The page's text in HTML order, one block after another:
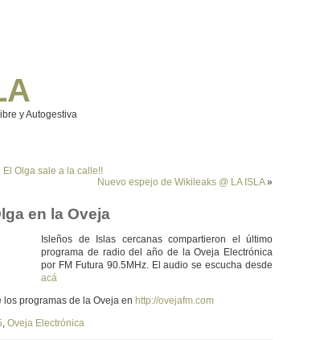
y Autogestiva
El Olga sale a la calle!!
Nuevo espejo de Wikileaks @ LA ISLA»
en la Oveja
Isleños de Isl as cercanas compartieron el último
programa de radio del año de la Oveja Electrónica
por FM Futura 90.5MHz. El audio se escucha desde
acá
los programas de la Oveja en http://ovejafm.com
, Oveja Electrónica